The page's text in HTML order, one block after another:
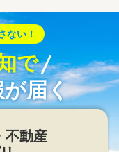
ない！
で
届く
不動産